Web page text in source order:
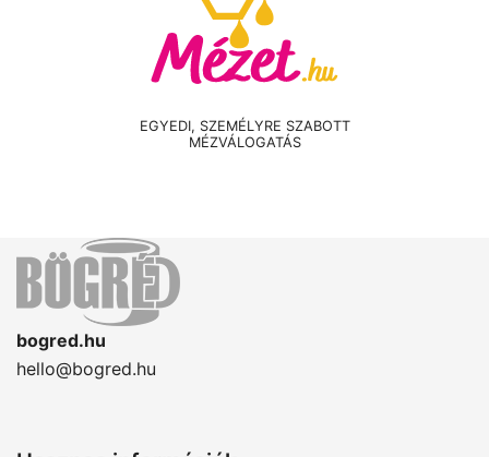
EGYEDI, SZEMÉLYRE SZABOTT
MÉZVÁLOGATÁS
bogred.hu
hello@bogred.hu